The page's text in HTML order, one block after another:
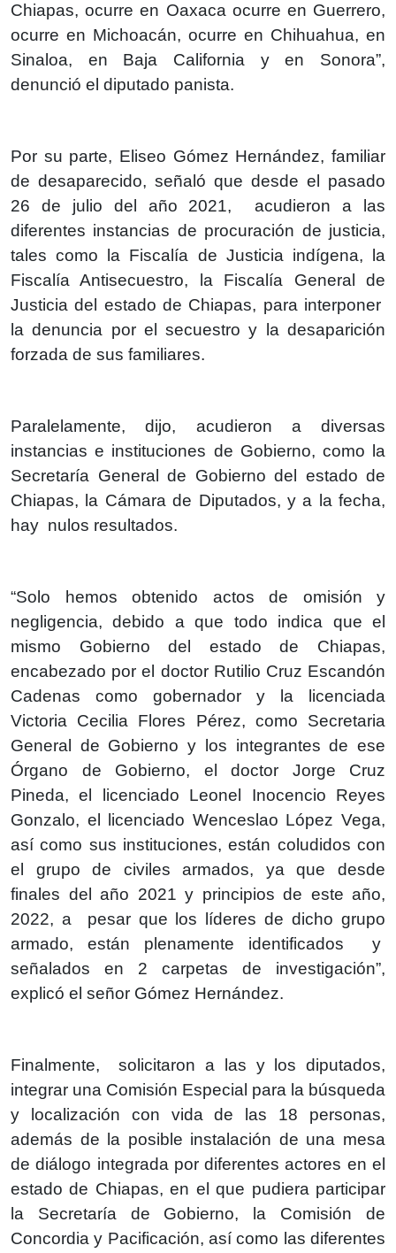
Chiapas, ocurre en Oaxaca ocurre en Guerrero,
ocurre en Michoacán, ocurre en Chihuahua, en
Sinaloa, en Baja California y en Sonora”,
denunció el diputado panista.
Por su parte, Eliseo Gómez Hernández, familiar
de desaparecido, señaló que desde el pasado
26 de julio del año 2021, acudieron a las
diferentes instancias de procuración de justicia,
tales como la Fiscalía de Justicia indígena, la
Fiscalía Antisecuestro, la Fiscalía General de
Justicia del estado de Chiapas, para interponer
la denuncia por el secuestro y la desaparición
forzada de sus familiares.
Paralelamente, dijo, acudieron a diversas
instancias e instituciones de Gobierno, como la
Secretaría General de Gobierno del estado de
Chiapas, la Cámara de Diputados, y a la fecha,
hay nulos resultados.
“Solo hemos obtenido actos de omisión y
negligencia, debido a que todo indica que el
mismo Gobierno del estado de Chiapas,
encabezado por el doctor Rutilio Cruz Escandón
Cadenas como gobernador y la licenciada
Victoria Cecilia Flores Pérez, como Secretaria
General de Gobierno y los integrantes de ese
Órgano de Gobierno, el doctor Jorge Cruz
Pineda, el licenciado Leonel Inocencio Reyes
Gonzalo, el licenciado Wenceslao López Vega,
así como sus instituciones, están coludidos con
el grupo de civiles armados, ya que desde
finales del año 2021 y principios de este año,
2022, a pesar que los líderes de dicho grupo
armado, están plenamente identificados y
señalados en 2 carpetas de investigación”,
explicó el señor Gómez Hernández.
Finalmente, solicitaron a las y los diputados,
integrar una Comisión Especial para la búsqueda
y localización con vida de las 18 personas,
además de la posible instalación de una mesa
de diálogo integrada por diferentes actores en el
estado de Chiapas, en el que pudiera participar
la Secretaría de Gobierno, la Comisión de
Concordia y Pacificación, así como las diferentes